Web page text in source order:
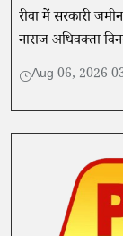
रीवा में सरकारी
नाराज अधिवक्ता
Aug 06, 2026